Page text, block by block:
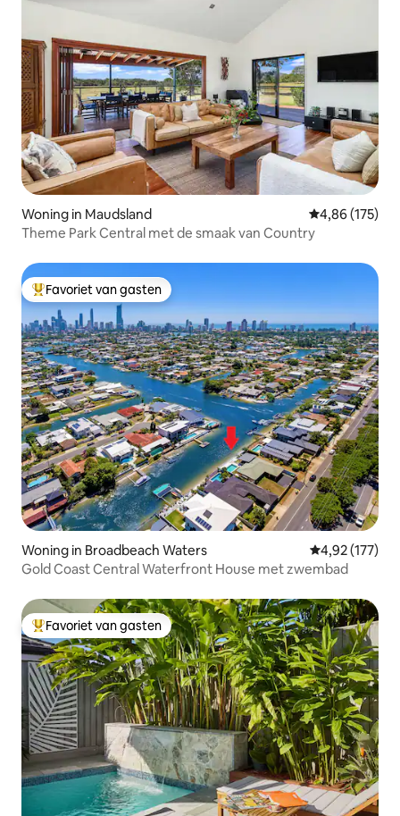
Woning in Maudsland Gemiddelde
4,86 (175)
Theme Park Central met de smaak van Country
Topfavoriet van gasten
Favoriet van gasten
Woning in Broadbeach Waters Gemiddelde
4,92 (177)
Gold Coast Central Waterfront House met zwembad
Topfavoriet van gasten
Favoriet van gasten